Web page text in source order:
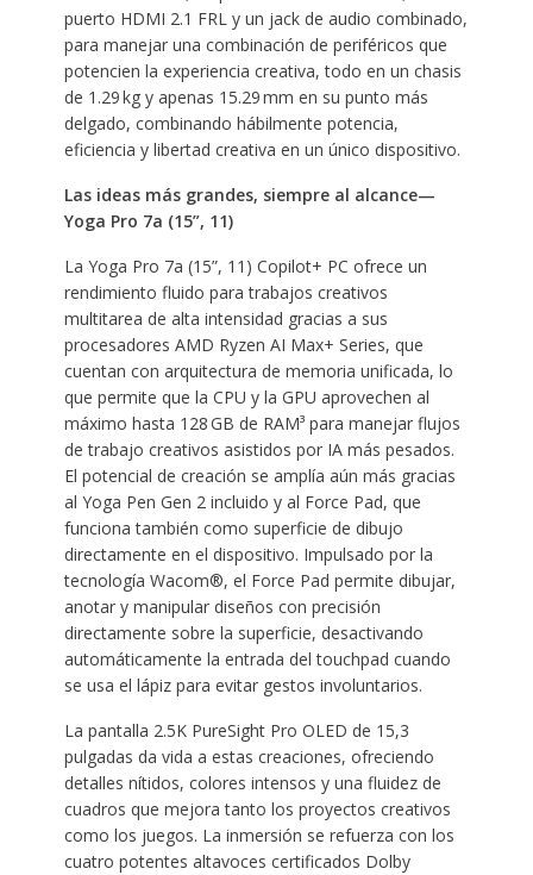
puerto HDMI 2.1 FRL y un jack de audio combinado,
para manejar una combinación de periféricos que
potencien la experiencia creativa, todo en un chasis
de 1.29 kg y apenas 15.29 mm en su punto más
delgado, combinando hábilmente potencia,
eficiencia y libertad creativa en un único dispositivo.
Las ideas más grandes, siempre al alcance—
Yoga Pro 7a (15”, 11)
La Yoga Pro 7a (15”, 11) Copilot+ PC ofrece un
rendimiento fluido para trabajos creativos
multitarea de alta intensidad gracias a sus
procesadores AMD Ryzen AI Max+ Series, que
cuentan con arquitectura de memoria unificada, lo
que permite que la CPU y la GPU aprovechen al
máximo hasta 128 GB de RAM³ para manejar flujos
de trabajo creativos asistidos por IA más pesados.
El potencial de creación se amplía aún más gracias
al Yoga Pen Gen 2 incluido y al Force Pad, que
funciona también como superficie de dibujo
directamente en el dispositivo. Impulsado por la
tecnología Wacom®, el Force Pad permite dibujar,
anotar y manipular diseños con precisión
directamente sobre la superficie, desactivando
automáticamente la entrada del touchpad cuando
se usa el lápiz para evitar gestos involuntarios.
La pantalla 2.5K PureSight Pro OLED de 15,3
pulgadas da vida a estas creaciones, ofreciendo
detalles nítidos, colores intensos y una fluidez de
cuadros que mejora tanto los proyectos creativos
como los juegos. La inmersión se refuerza con los
cuatro potentes altavoces certificados Dolby